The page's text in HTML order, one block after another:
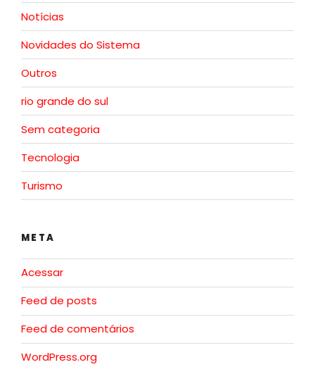
Notícias
Novidades do Sistema
Outros
rio grande do sul
Sem categoria
Tecnologia
Turismo
META
Acessar
Feed de posts
Feed de comentários
WordPress.org